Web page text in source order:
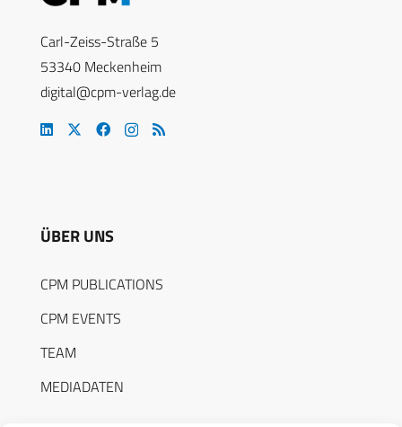
Carl-Zeiss-Straße 5
53340 Meckenheim
digital@cpm-verlag.de
ÜBER UNS
CPM PUBLICATIONS
CPM EVENTS
TEAM
MEDIADATEN